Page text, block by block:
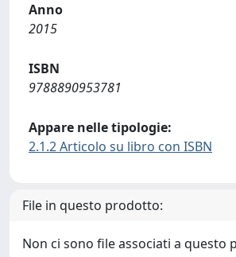
Anno
2015
ISBN
9788890953781
Appare nelle tipologie:
2.1.2 Articolo su libro con ISBN
File in questo prodotto:
Non ci sono file associati a questo